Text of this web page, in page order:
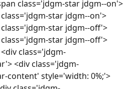
class='jdgm-star jdgm--on'>
star jdgm--on'>
star jdgm--off'>
star jdgm--off'>
class='jdgm-
<div class='jdgm-
content' style='width: 0%;'>